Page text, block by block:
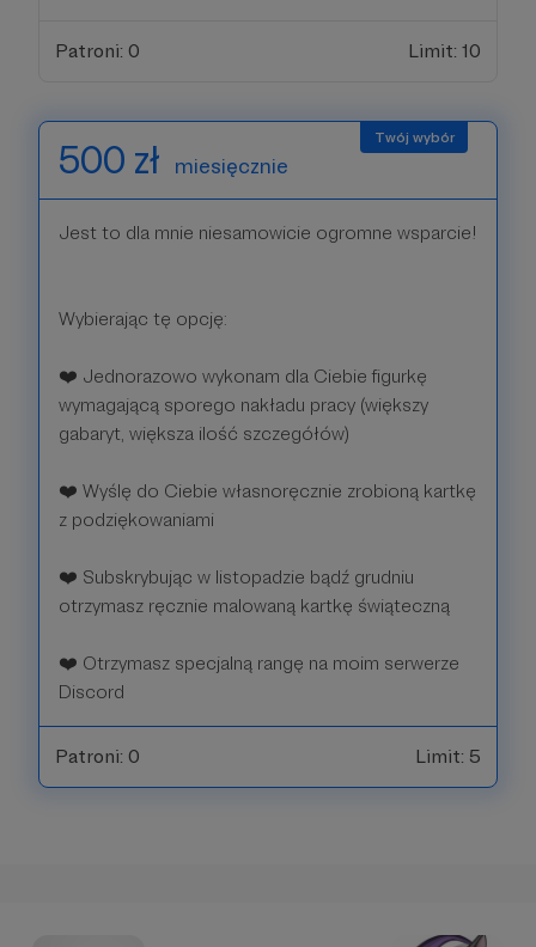
Patroni: 0 Limit: 10
500 zł miesięcznie
Jest to dla mnie niesamowicie ogromne wsparcie!
Wybierając tę opcję:
❤️ Jednorazowo wykonam dla Ciebie figurkę
wymagającą sporego nakładu pracy (większy
gabaryt, większa ilość szczegółów)
❤️ Wyślę do Ciebie własnoręcznie zrobioną kartkę
z podziękowaniami
❤️ Subskrybując w listopadzie bądź grudniu
otrzymasz ręcznie malowaną kartkę świąteczną
❤️ Otrzymasz specjalną rangę na moim serwerze
Discord
Patroni: 0 Limit: 5